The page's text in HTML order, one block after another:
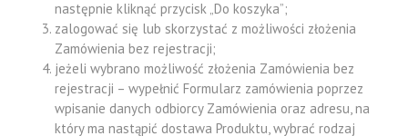
następnie kliknąć przycisk „Do koszyka”;
zalogować się lub skorzystać z możliwości złożenia
Zamówienia bez rejestracji;
jeżeli wybrano możliwość złożenia Zamówienia bez
rejestracji – wypełnić Formularz zamówienia poprzez
wpisanie danych odbiorcy Zamówienia oraz adresu, na
który ma nastąpić dostawa Produktu, wybrać rodzaj